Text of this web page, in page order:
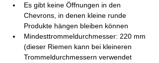
Es gibt keine Öffnungen in den
Chevrons, in denen kleine runde
Produkte hängen bleiben können
Mindesttrommeldurchmesser: 220 mm
(dieser Riemen kann bei kleineren
Trommeldurchmessern verwendet